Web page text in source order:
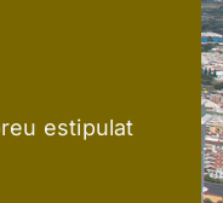
estipulat